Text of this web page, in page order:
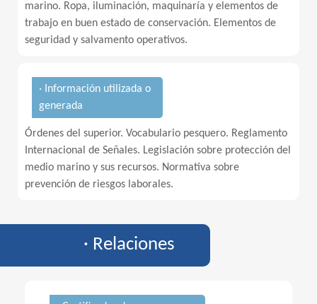
marino. Ropa, iluminación, maquinaría y elementos de
trabajo en buen estado de conservación. Elementos de
seguridad y salvamento operativos.
· Información utilizada o
generada
Órdenes del superior. Vocabulario pesquero. Reglamento
Internacional de Señales. Legislación sobre protección del
medio marino y sus recursos. Normativa sobre
prevención de riesgos laborales.
· Relaciones